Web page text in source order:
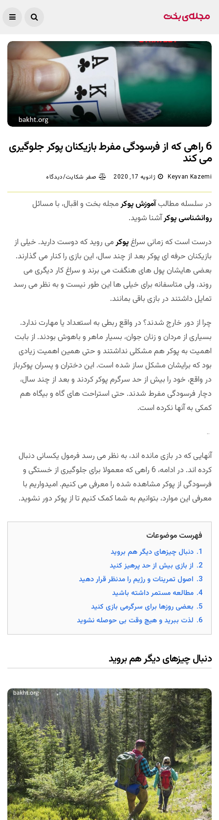
6 راهی که از فرسودگی مفرط بازیکنان پوکر جلوگیری
می کند
Keyvan Kazemi ژانویه 17, 2020 صفر شکایت/دیدگاه
در سلسله مطالبآموزش پوکرمجله بخت و اقبال، با مسائل
روانشناسی پوکرآشنا شوید.
درست است که زمانی سراغپوکرمی روید که دوست دارید. خیلی از
بازیکنان حرفه ای پوکر بعد از چند سال، این بازی را کنار می گذارند.
بعضی هایشان پول های هنگفت می برند و سراغ کار دیگری می
روند، ولی متاسفانه برای خیلی ها این طور نیست و به نظر می رسد
تمایل داشتند در بازی باقی بمانند.
چرا از دور خارج شدند؟ در واقع ربطی به استعداد یا مهارت ندارد.
بسیاری از مردان و زنان جوان، بسیار ماهر و باهوش بودند. از بابت
اهمیت به پوکر هم مشکلی نداشتند و حتی همین اهمیت زیادی
بود که برایشان مشکل ساز شده است. این دختران و پسران پوکرباز
در واقع، خود را بیش از حد سرگرم پوکر کردند و بعد از چند سال،
دچار فرسودگی مفرط شدند. حتی استراحت های گاه و بیگاه هم
کمکی به آنها نکرده است.
آنهایی که در بازی مانده اند، به نظر می رسد فرمول یکسانی دنبال
کرده اند. در ادامه، 6 راهی که معمولا برای جلوگیری از خستگی و
فرسودگی از پوکر مشاهده شده را معرفی می کنیم. امیدواریم با
معرفی این موارد، بتوانیم به شما کمک کنیم تا از پوکر دور نشوید.
فهرست موضوعات
1. دنبال چیزهای دیگر هم بروید
2. از بازی بیش از حد پرهیز کنید
3. اصول تمرینات و رژیم را مدنظر قرار دهید
4. مطالعه مستمر داشته باشید
5. بعضی روزها برای سرگرمی بازی کنید
6. لذت ببرید و هیچ وقت بی حوصله نشوید
دنبال چیزهای دیگر هم بروید